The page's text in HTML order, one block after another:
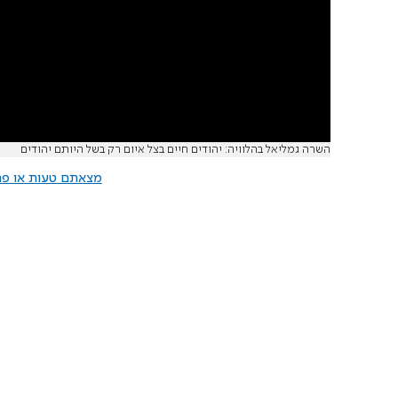
השרה גמליאל בהלוויה: יהודים חיים בצל איום רק בשל היותם יהודים
מצאתם טעות או